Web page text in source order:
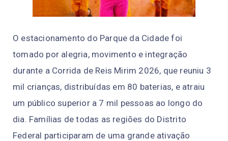
O estacionamento do Parque da Cidade foi
tomado por alegria, movimento e integração
durante a Corrida de Reis Mirim 2026, que reuniu 3
mil crianças, distribuídas em 80 baterias, e atraiu
um público superior a 7 mil pessoas ao longo do
dia. Famílias de todas as regiões do Distrito
Federal participaram de uma grande ativação